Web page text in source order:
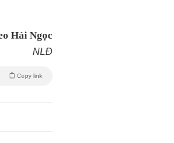
Hải Ngọc
NLĐ
Copy link